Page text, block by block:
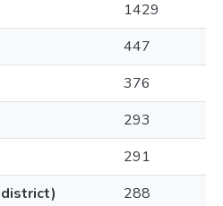
1429
447
376
293
291
district)
288